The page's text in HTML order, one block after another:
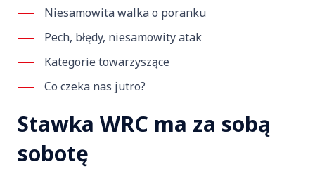
Niesamowita walka o poranku
Pech, błędy, niesamowity atak
Kategorie towarzyszące
Co czeka nas jutro?
Stawka WRC ma za sobą
sobotę